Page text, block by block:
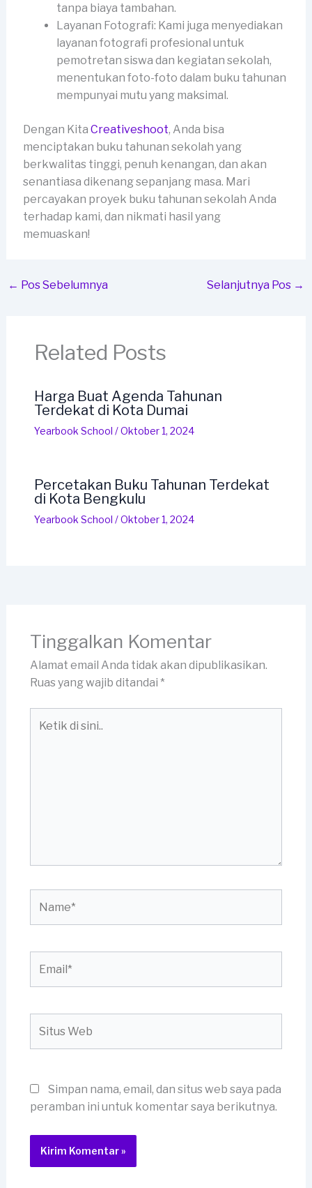
tanpa biaya tambahan.
Layanan Fotografi: Kami juga menyediakan
layanan fotografi profesional untuk
pemotretan siswa dan kegiatan sekolah,
menentukan foto-foto dalam buku tahunan
mempunyai mutu yang maksimal.
Dengan Kita Creativeshoot, Anda bisa
menciptakan buku tahunan sekolah yang
berkwalitas tinggi, penuh kenangan, dan akan
senantiasa dikenang sepanjang masa. Mari
percayakan proyek buku tahunan sekolah Anda
terhadap kami, dan nikmati hasil yang
memuaskan!
← Pos Sebelumnya Selanjutnya Pos →
Related Posts
Harga Buat Agenda Tahunan
Terdekat di Kota Dumai
Yearbook School /Oktober 1, 2024
Percetakan Buku Tahunan Terdekat
di Kota Bengkulu
Yearbook School /Oktober 1, 2024
Tinggalkan Komentar
Alamat email Anda tidak akan dipublikasikan.
Ruas yang wajib ditandai *
Web
Simpan nama, email, dan situs web saya pada
peramban ini untuk komentar saya berikutnya.